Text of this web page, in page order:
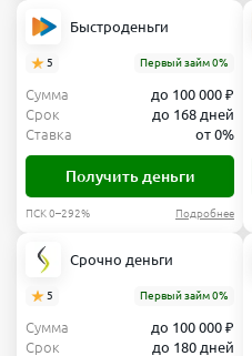
Быстроденьги
5 Первый займ 0%
Сумма
до 100 000 ₽
Срок
до 168 дней
Ставка
от 0%
Получить деньги
ПСК 0–292% Подробнее
Срочно деньги
5 Первый займ 0%
Сумма
до 100 000 ₽
Срок
до 180 дней